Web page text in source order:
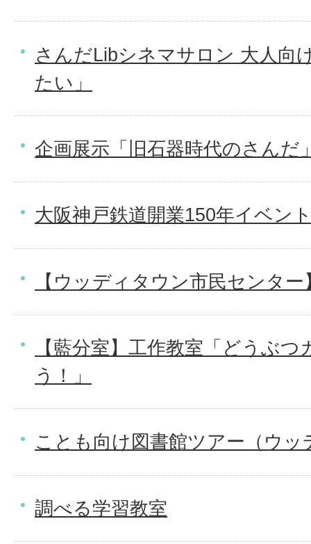
さんだLibシネマサロン 大人向
たい」
企画展示「旧石器時代のさんだ
大阪神戸鉄道開業150年イベン
【ウッディタウン市民センタ
【藍分室】工作教室「どうぶ
う！」
ことも向け図書館ツアー（ウ
調べる学習教室